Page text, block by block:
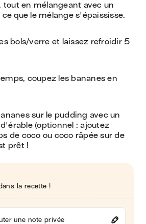
tout en mélangeant avec un
que le mélange s'épaississe.
bols/verre et laissez refroidir 5
coupez les bananes en
sur le pudding avec un
(optionnel : ajoutez
de coco ou coco râpée sur de
prêt !
la recette !
une note privée